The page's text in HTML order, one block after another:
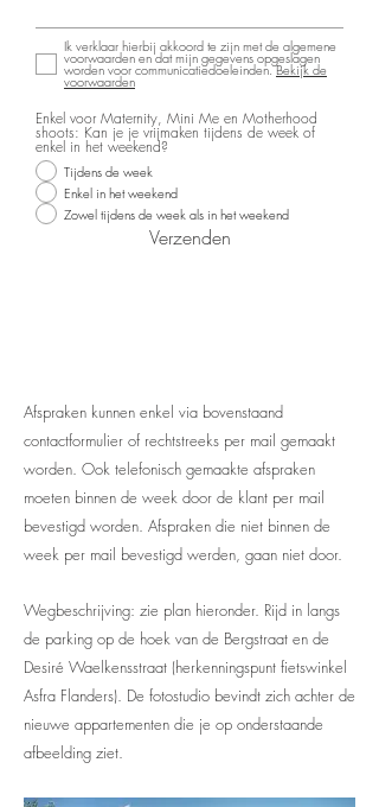
Ik verklaar hierbij akkoord te zijn met de algemene
voorwaarden en dat mijn gegevens opgeslagen
worden voor communicatiedoeleinden. Bekijk de
voorwaarden
Enkel voor Maternity, Mini Me en Motherhood
shoots: Kan je je vrijmaken tijdens de week of
enkel in het weekend?
Tijdens de week
Enkel in het weekend
Zowel tijdens de week als in het weekend
Verzenden
Afspraken kunnen enkel via bovenstaand
contactformulier of rechtstreeks per mail gemaakt
worden. Ook telefonisch gemaakte afspraken
moeten binnen de week door de klant per mail
bevestigd worden. Afspraken die niet binnen de
week per mail bevestigd werden, gaan niet door.
Wegbeschrijving: zie plan hieronder. Rijd in langs
de parking op de hoek van de Bergstraat en de
Desiré Waelkensstraat (herkenningspunt fietswinkel
Asfra Flanders). De fotostudio bevindt zich achter de
nieuwe appartementen die je op onderstaande
afbeelding ziet.